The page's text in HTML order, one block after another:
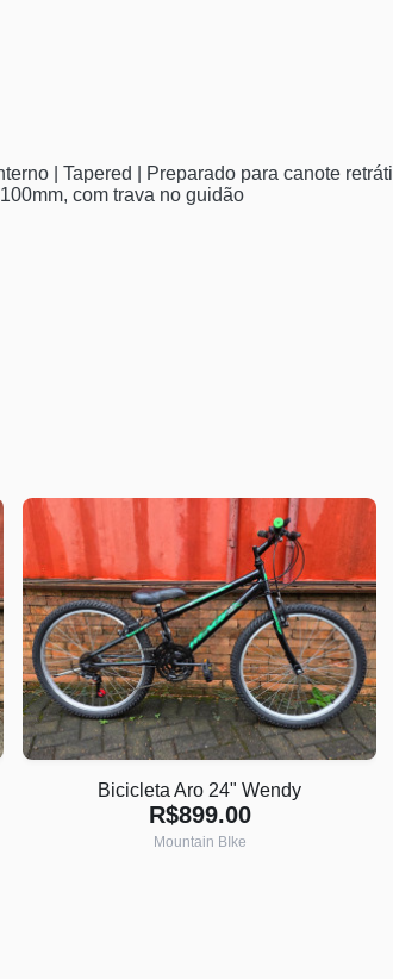
| Tapered | Preparado para canote retrátil
com trava no guidão
Bicicleta Aro 24" Wendy
R$899.00
Mountain BIke